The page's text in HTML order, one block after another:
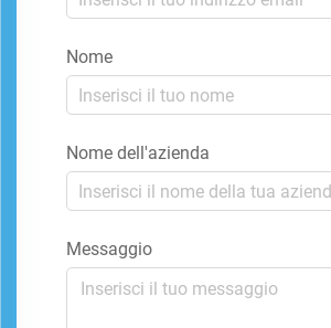
Nome
Nome dell'azienda
Messaggio